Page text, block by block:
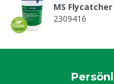
MS
2309416